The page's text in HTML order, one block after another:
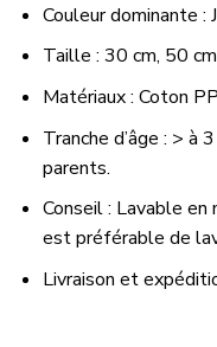
Couleur dominante :
Taille : 30 cm, 50
Matériaux : Coton PP
Tranche d’âge : > à
parents.
Conseil : Lavable en
est préférable de
Livraison et